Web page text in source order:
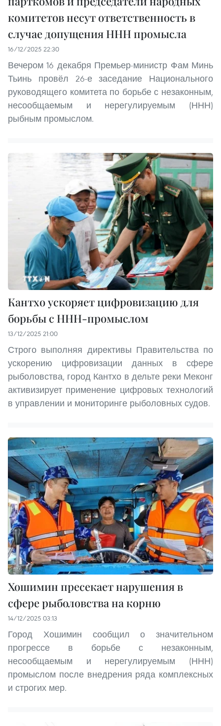
комитетов несут ответственность в
случае допущения ННН промысла
16/12/2025 22:30
Вечером 16 декабря Премьер-министр Фам Минь
Тьинь провёл 26-е заседание Национального
руководящего комитета по борьбе с незаконным,
несообщаемым и нерегулируемым (ННН)
рыбным промыслом.
Кантхо ускоряет цифровизацию для
борьбы с ННН-промыслом
13/12/2025 21:00
Строго выполняя директивы Правительства по
ускорению цифровизации данных в сфере
рыболовства, город Кантхо в дельте реки Меконг
активизирует применение цифровых технологий
в управлении и мониторинге рыболовных судов.
Хошимин пресекает нарушения в
сфере рыболовства на корню
14/12/2025 03:13
Город Хошимин сообщил о значительном
прогрессе в борьбе с незаконным,
несообщаемым и нерегулируемым (ННН)
промыслом после внедрения ряда комплексных
и строгих мер.